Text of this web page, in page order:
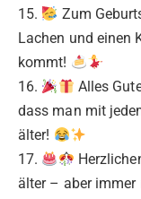
15.
Zum
Lachen und einen
kommt!
16.
Alles
dass man mit
älter!
17.
älter – aber immer